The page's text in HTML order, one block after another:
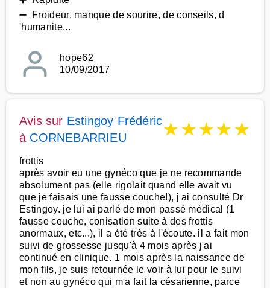
➖ Froideur, manque de sourire, de conseils, d
'humanite...
hope62
10/09/2017
Avis sur Estingoy Frédéric
à CORNEBARRIEU ★★★★★
frottis
après avoir eu une gynéco que je ne recommande
absolument pas (elle rigolait quand elle avait vu
que je faisais une fausse couche!), j ai consulté Dr
Estingoy. je lui ai parlé de mon passé médical (1
fausse couche, conisation suite à des frottis
anormaux, etc...), il a été très à l'écoute. il a fait mon
suivi de grossesse jusqu'à 4 mois après j'ai
continué en clinique. 1 mois après la naissance de
mon fils, je suis retournée le voir à lui pour le suivi
et non au gynéco qui m'a fait la césarienne, parce